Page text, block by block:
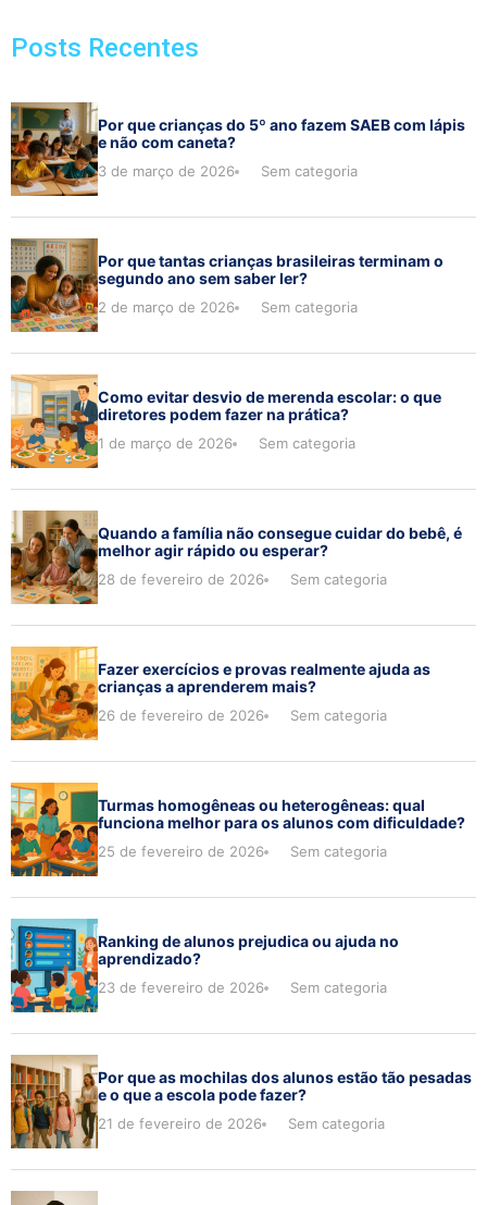
Posts Recentes
Por que crianças do 5º ano fazem SAEB com lápis
e não com caneta?
3 de março de 2026 Sem categoria
Por que tantas crianças brasileiras terminam o
segundo ano sem saber ler?
2 de março de 2026 Sem categoria
Como evitar desvio de merenda escolar: o que
diretores podem fazer na prática?
1 de março de 2026 Sem categoria
Quando a família não consegue cuidar do bebê, é
melhor agir rápido ou esperar?
28 de fevereiro de 2026 Sem categoria
Fazer exercícios e provas realmente ajuda as
crianças a aprenderem mais?
26 de fevereiro de 2026 Sem categoria
Turmas homogêneas ou heterogêneas: qual
funciona melhor para os alunos com dificuldade?
25 de fevereiro de 2026 Sem categoria
Ranking de alunos prejudica ou ajuda no
aprendizado?
23 de fevereiro de 2026 Sem categoria
Por que as mochilas dos alunos estão tão pesadas
e o que a escola pode fazer?
21 de fevereiro de 2026 Sem categoria